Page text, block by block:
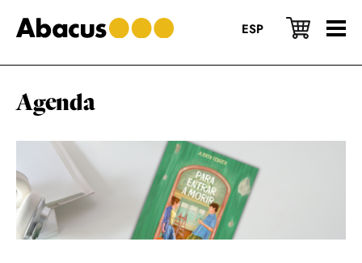
to
main
to
primary
to
footer
ESP
Agenda